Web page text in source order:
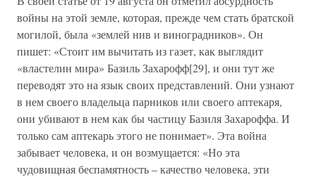
войны на этой земле, которая, прежде чем стать братской
могилой, была «землей нив и виноградников». Он
пишет: «Стоит им вычитать из газет, как выглядит
«властелин мира» Базиль Захарофф[29], и они тут же
переводят это на язык своих представлений. Они узнают
в нем своего владельца парников или своего аптекаря,
они убивают в нем как бы частицу Базиля Захароффа. И
только сам аптекарь этого не понимает». Эта война
забывает человека, и он возмущается: «Но эта
чудовищная беспамятность – качество человека, эти